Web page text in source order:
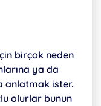
birçok neden
ya da
anlatmak ister.
olurlar bunun